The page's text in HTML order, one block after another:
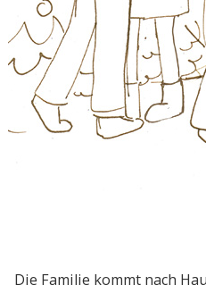
Die Familie kommt nach